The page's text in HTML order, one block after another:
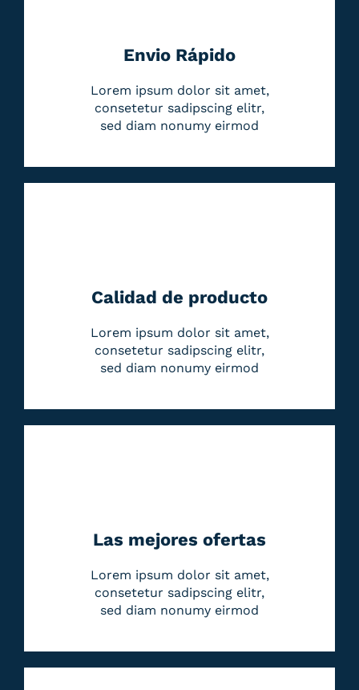
Envio Rápido
Lorem ipsum dolor sit amet,
consetetur sadipscing elitr,
sed diam nonumy eirmod
Calidad de producto
Lorem ipsum dolor sit amet,
consetetur sadipscing elitr,
sed diam nonumy eirmod
Las mejores ofertas
Lorem ipsum dolor sit amet,
consetetur sadipscing elitr,
sed diam nonumy eirmod